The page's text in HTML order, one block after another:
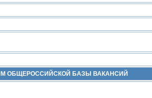
ОБЩЕРОССИЙСКОЙ БАЗЫ ВАКАНСИЙ